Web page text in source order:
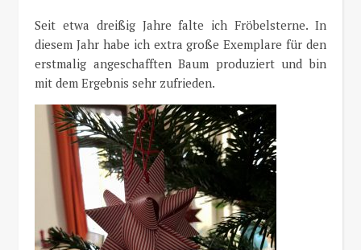
Seit etwa dreißig Jahre falte ich Fröbelsterne. In
diesem Jahr habe ich extra große Exemplare für den
erstmalig angeschafften Baum produziert und bin
mit dem Ergebnis sehr zufrieden.